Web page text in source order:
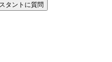
タントに質問